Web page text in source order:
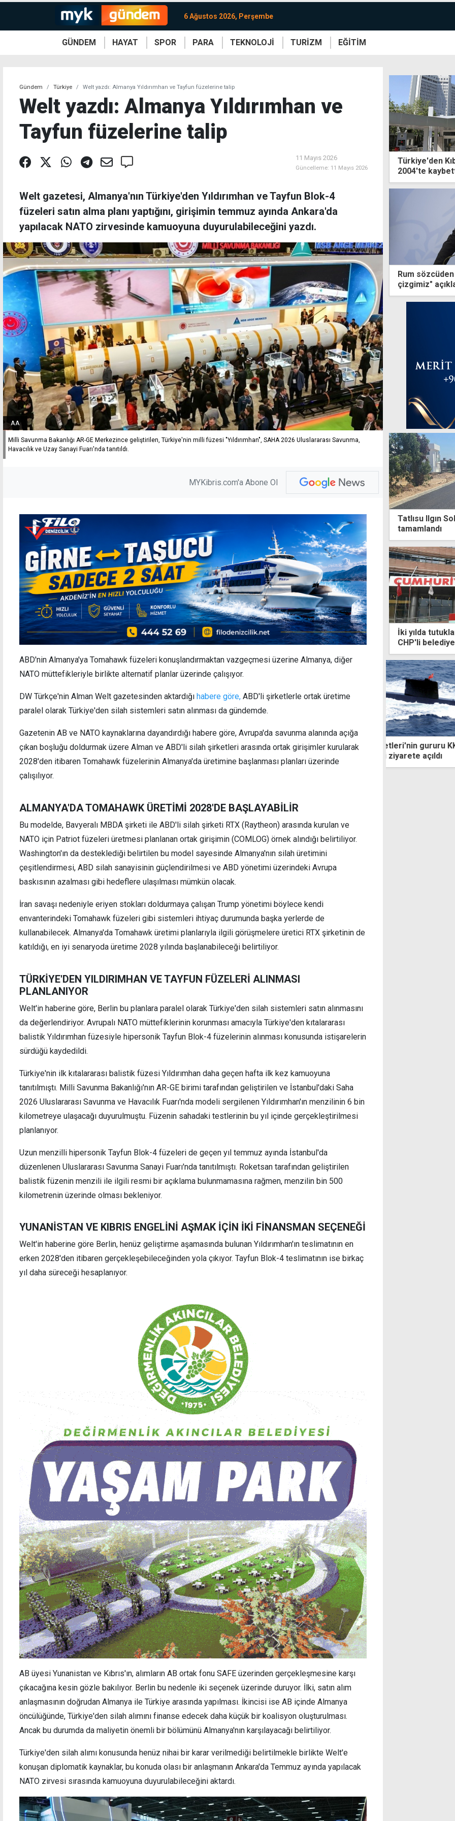
6 Ağustos 2026, Perşembe
GÜNDEM HAYAT SPOR PARA TEKNOLOJİ TURİZM EĞİTİM
Gündem Türkiye Welt yazdı: Almanya Yıldırımhan ve Tayfun füzelerine talip
Welt yazdı: Almanya Yıldırımhan ve
Tayfun füzelerine talip
11 Mayıs 2026
Güncelleme: 11 Mayıs 2026
Welt gazetesi, Almanya'nın Türkiye'den Yıldırımhan ve Tayfun Blok-4
füzeleri satın alma planı yaptığını, girişimin temmuz ayında Ankara'da
yapılacak NATO zirvesinde kamuoyuna duyurulabileceğini yazdı.
Milli Savunma Bakanlığı AR-GE Merkezince geliştirilen, Türkiye'nin milli füzesi "Yıldırımhan", SAHA 2026 Uluslararası Savunma,
Havacılık ve Uzay Sanayi Fuarı'nda tanıtıldı.
AA
MYKibris.com'a Abone Ol
ABD'nin Almanya'ya Tomahawk füzeleri konuşlandırmaktan vazgeçmesi üzerine Almanya, diğer
NATO müttefikleriyle birlikte alternatif planlar üzerinde çalışıyor.
DW Türkçe'nin Alman Welt gazetesinden aktardığı habere göre, ABD'li şirketlerle ortak üretime
paralel olarak Türkiye'den silah sistemleri satın alınması da gündemde.
Gazetenin AB ve NATO kaynaklarına dayandırdığı habere göre, Avrupa'da savunma alanında açığa
çıkan boşluğu doldurmak üzere Alman ve ABD'li silah şirketleri arasında ortak girişimler kurularak
2028'den itibaren Tomahawk füzelerinin Almanya'da üretimine başlanması planları üzerinde
çalışılıyor.
ALMANYA'DA TOMAHAWK ÜRETİMİ 2028'DE BAŞLAYABİLİR
Bu modelde, Bavyeralı MBDA şirketi ile ABD'li silah şirketi RTX (Raytheon) arasında kurulan ve
NATO için Patriot füzeleri üretmesi planlanan ortak girişimin (COMLOG) örnek alındığı belirtiliyor.
Washington'ın da desteklediği belirtilen bu model sayesinde Almanya'nın silah üretimini
çeşitlendirmesi, ABD silah sanayisinin güçlendirilmesi ve ABD yönetimi üzerindeki Avrupa
baskısının azalması gibi hedeflere ulaşılması mümkün olacak.
İran savaşı nedeniyle eriyen stokları doldurmaya çalışan Trump yönetimi böylece kendi
envanterindeki Tomahawk füzeleri gibi sistemleri ihtiyaç durumunda başka yerlerde de
kullanabilecek. Almanya'da Tomahawk üretimi planlarıyla ilgili görüşmelere üretici RTX şirketinin de
katıldığı, en iyi senaryoda üretime 2028 yılında başlanabileceği belirtiliyor.
TÜRKİYE'DEN YILDIRIMHAN VE TAYFUN FÜZELERİ ALINMASI
PLANLANIYOR
Welt'in haberine göre, Berlin bu planlara paralel olarak Türkiye'den silah sistemleri satın alınmasını
da değerlendiriyor. Avrupalı NATO müttefiklerinin korunması amacıyla Türkiye'den kıtalararası
balistik Yıldırımhan füzesiyle hipersonik Tayfun Blok-4 füzelerinin alınması konusunda istişarelerin
sürdüğü kaydedildi.
Türkiye'nin ilk kıtalararası balistik füzesi Yıldırımhan daha geçen hafta ilk kez kamuoyuna
tanıtılmıştı. Milli Savunma Bakanlığı'nın AR-GE birimi tarafından geliştirilen ve İstanbul'daki Saha
2026 Uluslararası Savunma ve Havacılık Fuarı'nda modeli sergilenen Yıldırımhan'ın menzilinin 6 bin
kilometreye ulaşacağı duyurulmuştu. Füzenin sahadaki testlerinin bu yıl içinde gerçekleştirilmesi
planlanıyor.
Uzun menzilli hipersonik Tayfun Blok-4 füzeleri de geçen yıl temmuz ayında İstanbul'da
düzenlenen Uluslararası Savunma Sanayi Fuarı'nda tanıtılmıştı. Roketsan tarafından geliştirilen
balistik füzenin menzili ile ilgili resmi bir açıklama bulunmamasına rağmen, menzilin bin 500
kilometrenin üzerinde olması bekleniyor.
YUNANİSTAN VE KIBRIS ENGELİNİ AŞMAK İÇİN İKİ FİNANSMAN SEÇENEĞİ
Welt'in haberine göre Berlin, henüz geliştirme aşamasında bulunan Yıldırımhan'ın teslimatının en
erken 2028'den itibaren gerçekleşebileceğinden yola çıkıyor. Tayfun Blok-4 teslimatının ise birkaç
yıl daha süreceği hesaplanıyor.
AB üyesi Yunanistan ve Kıbrıs'ın, alımların AB ortak fonu SAFE üzerinden gerçekleşmesine karşı
çıkacağına kesin gözle bakılıyor. Berlin bu nedenle iki seçenek üzerinde duruyor. İlki, satın alım
anlaşmasının doğrudan Almanya ile Türkiye arasında yapılması. İkincisi ise AB içinde Almanya
öncülüğünde, Türkiye'den silah alımını finanse edecek daha küçük bir koalisyon oluşturulması.
Ancak bu durumda da maliyetin önemli bir bölümünü Almanya'nın karşılayacağı belirtiliyor.
Türkiye'den silah alımı konusunda henüz nihai bir karar verilmediği belirtilmekle birlikte Welt'e
konuşan diplomatik kaynaklar, bu konuda olası bir anlaşmanın Ankara'da Temmuz ayında yapılacak
NATO zirvesi sırasında kamuoyuna duyurulabileceğini aktardı.
Türkiye'den
2004'te
Rum
çizgimiz"
Tatlısu Ilgın
tamamlandı
İki yılda
CHP'li
Güney Kıbrıs'a asılan İsrailli siyasetçiye ait
seçim afişine Filistin renklerinde boya atıldı
Deniz Kuvvetleri'nin gururu KKTC'de: Üç
Erdoğan:
şükranla yad